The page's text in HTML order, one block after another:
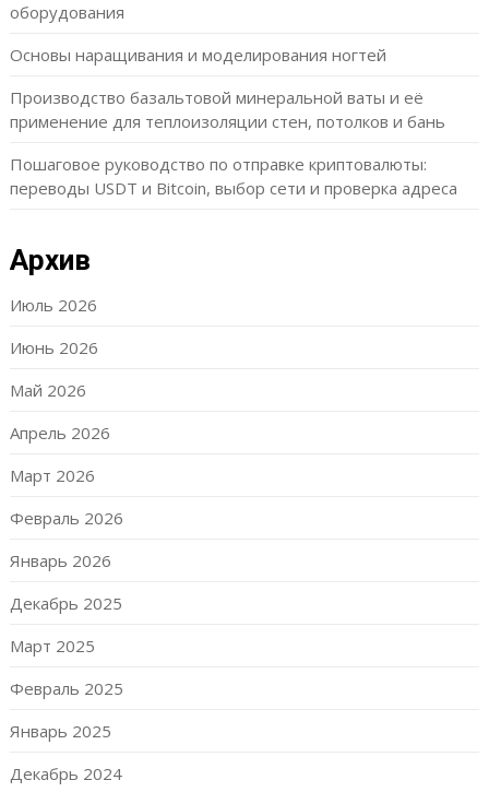
оборудования
Основы наращивания и моделирования ногтей
Производство базальтовой минеральной ваты и её
применение для теплоизоляции стен, потолков и бань
Пошаговое руководство по отправке криптовалюты:
переводы USDT и Bitcoin, выбор сети и проверка адреса
Архив
Июль 2026
Июнь 2026
Май 2026
Апрель 2026
Март 2026
Февраль 2026
Январь 2026
Декабрь 2025
Март 2025
Февраль 2025
Январь 2025
Декабрь 2024